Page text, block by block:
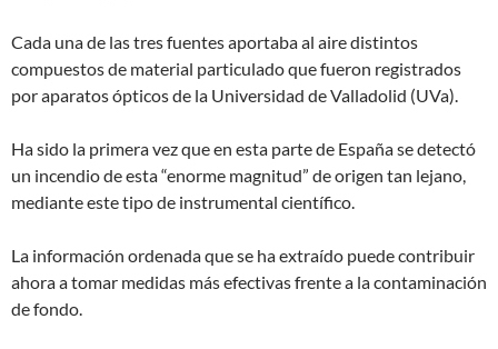
Cada una de las tres fuentes aportaba al aire distintos
compuestos de material particulado que fueron registrados
por aparatos ópticos de la Universidad de Valladolid (UVa).
Ha sido la primera vez que en esta parte de España se detectó
un incendio de esta “enorme magnitud” de origen tan lejano,
mediante este tipo de instrumental científico.
La información ordenada que se ha extraído puede contribuir
ahora a tomar medidas más efectivas frente a la contaminación
de fondo.